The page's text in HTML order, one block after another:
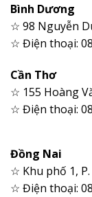
Bình Dương
☆ 98 Nguyễn
☆ Điện thoại:
Cần Thơ
☆ 155 Hoàng
☆ Điện thoại:
Đồng Nai
☆ Khu phố 1,
☆ Điện thoại: